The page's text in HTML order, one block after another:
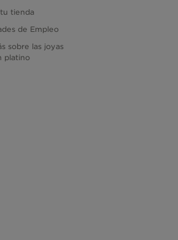
tienda
de Empleo
sobre las joyas
platino